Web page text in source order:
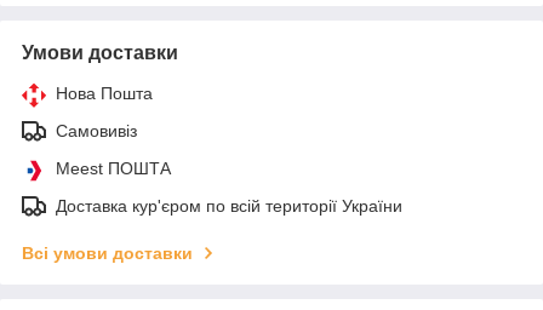
Умови доставки
Нова Пошта
Самовивіз
Meest ПОШТА
Доставка кур'єром по всій території України
Всі умови доставки